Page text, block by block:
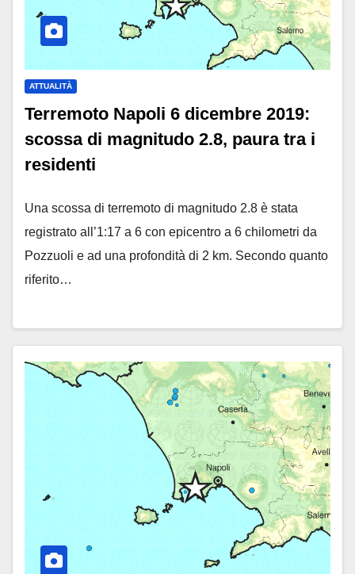
ATTUALITÀ
Terremoto Napoli 6 dicembre 2019:
scossa di magnitudo 2.8, paura tra i
residenti
Una scossa di terremoto di magnitudo 2.8 è stata
registrato all’1:17 a 6 con epicentro a 6 chilometri da
Pozzuoli e ad una profondità di 2 km. Secondo quanto
riferito…